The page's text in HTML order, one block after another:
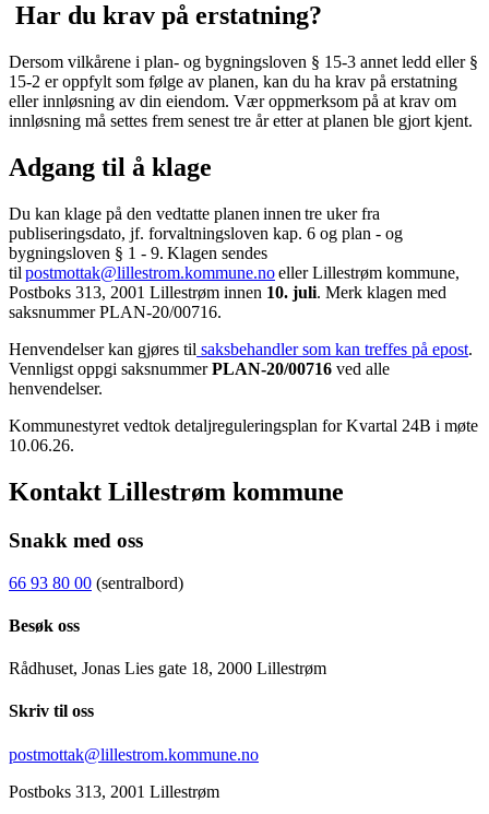
Har du krav på erstatning?
Dersom vilkårene i plan- og bygningsloven § 15-3 annet ledd eller §
15-2 er oppfylt som følge av planen, kan du ha krav på erstatning
eller innløsning av din eiendom. Vær oppmerksom på at krav om
innløsning må settes frem senest tre år etter at planen ble gjort kjent.
Adgang til å klage
Du kan klage på den vedtatte planen innen tre uker fra
publiseringsdato, jf. forvaltningsloven kap. 6 og plan - og
bygningsloven § 1 - 9. Klagen sendes
til postmottak@lillestrom.kommune.noeller Lillestrøm kommune,
Postboks 313, 2001 Lillestrøm innen 10. juli. Merk klagen med
saksnummer PLAN-20/00716.
Henvendelser kan gjøres til saksbehandler som kan treffes på epost.
Vennligst oppgi saksnummerPLAN-20/00716 ved alle
henvendelser.
Kommunestyret vedtok detaljreguleringsplan for Kvartal 24B i møte
10.06.26.
Kontakt Lillestrøm kommune
Snakk med oss
66 93 80 00 (sentralbord)
Besøk oss
Rådhuset, Jonas Lies gate 18, 2000 Lillestrøm
Skriv til oss
postmottak@lillestrom.kommune.no
Postboks 313, 2001 Lillestrøm